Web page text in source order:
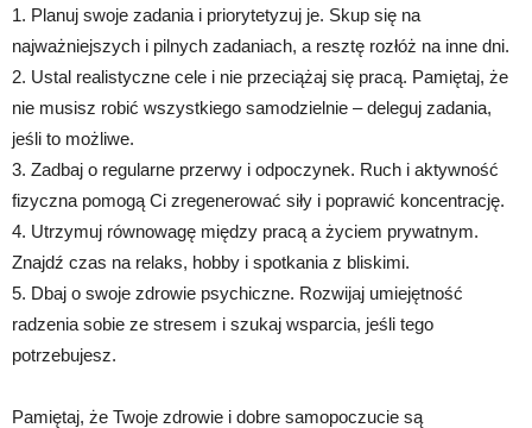
1. Planuj swoje zadania i priorytetyzuj je. Skup się na
najważniejszych i pilnych zadaniach, a resztę rozłóż na inne dni.
2. Ustal realistyczne cele i nie przeciążaj się pracą. Pamiętaj, że
nie musisz robić wszystkiego samodzielnie – deleguj zadania,
jeśli to możliwe.
3. Zadbaj o regularne przerwy i odpoczynek. Ruch i aktywność
fizyczna pomogą Ci zregenerować siły i poprawić koncentrację.
4. Utrzymuj równowagę między pracą a życiem prywatnym.
Znajdź czas na relaks, hobby i spotkania z bliskimi.
5. Dbaj o swoje zdrowie psychiczne. Rozwijaj umiejętność
radzenia sobie ze stresem i szukaj wsparcia, jeśli tego
potrzebujesz.
Pamiętaj, że Twoje zdrowie i dobre samopoczucie są